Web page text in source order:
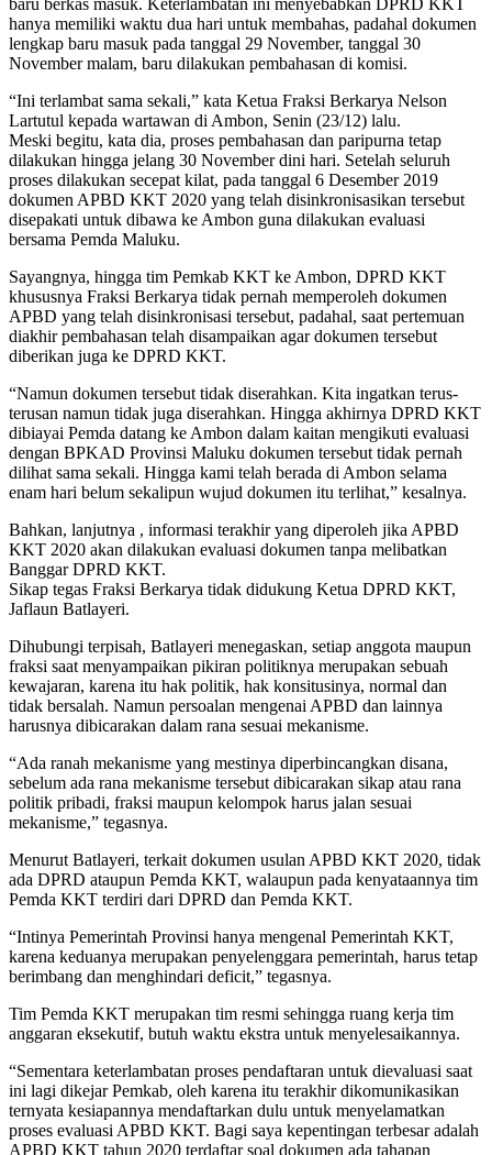
hanya memiliki waktu dua hari untuk membahas, padahal dokumen
lengkap baru masuk pada tanggal 29 November, tanggal 30
November malam, baru dilakukan pembahasan di komisi.
“Ini terlambat sama sekali,” kata Ketua Fraksi Berkarya Nelson
Lartutul kepada wartawan di Ambon, Senin (23/12) lalu.
Meski begitu, kata dia, proses pembahasan dan paripurna tetap
dilakukan hingga jelang 30 November dini hari. Setelah seluruh
proses dilakukan secepat kilat, pada tanggal 6 Desember 2019
dokumen APBD KKT 2020 yang telah disinkronisasikan tersebut
disepakati untuk dibawa ke Ambon guna dilakukan evaluasi
bersama Pemda Maluku.
Sayangnya, hingga tim Pemkab KKT ke Ambon, DPRD KKT
khususnya Fraksi Berkarya tidak pernah memperoleh dokumen
APBD yang telah disinkronisasi tersebut, padahal, saat pertemuan
diakhir pembahasan telah disampaikan agar dokumen tersebut
diberikan juga ke DPRD KKT.
“Namun dokumen tersebut tidak diserahkan. Kita ingatkan terus-
terusan namun tidak juga diserahkan. Hingga akhirnya DPRD KKT
dibiayai Pemda datang ke Ambon dalam kaitan mengikuti evaluasi
dengan BPKAD Provinsi Maluku dokumen tersebut tidak pernah
dilihat sama sekali. Hingga kami telah berada di Ambon selama
enam hari belum sekalipun wujud dokumen itu terlihat,” kesalnya.
Bahkan, lanjutnya , informasi terakhir yang diperoleh jika APBD
KKT 2020 akan dilakukan evaluasi dokumen tanpa melibatkan
Banggar DPRD KKT.
Sikap tegas Fraksi Berkarya tidak didukung Ketua DPRD KKT,
Jaflaun Batlayeri.
Dihubungi terpisah, Batlayeri menegaskan, setiap anggota maupun
fraksi saat menyampaikan pikiran politiknya merupakan sebuah
kewajaran, karena itu hak politik, hak konsitusinya, normal dan
tidak bersalah. Namun persoalan mengenai APBD dan lainnya
harusnya dibicarakan dalam rana sesuai mekanisme.
“Ada ranah mekanisme yang mestinya diperbincangkan disana,
sebelum ada rana mekanisme tersebut dibicarakan sikap atau rana
politik pribadi, fraksi maupun kelompok harus jalan sesuai
mekanisme,” tegasnya.
Menurut Batlayeri, terkait dokumen usulan APBD KKT 2020, tidak
ada DPRD ataupun Pemda KKT, walaupun pada kenyataannya tim
Pemda KKT terdiri dari DPRD dan Pemda KKT.
“Intinya Pemerintah Provinsi hanya mengenal Pemerintah KKT,
karena keduanya merupakan penyelenggara pemerintah, harus tetap
berimbang dan menghindari deficit,” tegasnya.
Tim Pemda KKT merupakan tim resmi sehingga ruang kerja tim
anggaran eksekutif, butuh waktu ekstra untuk menyelesaikannya.
“Sementara keterlambatan proses pendaftaran untuk dievaluasi saat
ini lagi dikejar Pemkab, oleh karena itu terakhir dikomunikasikan
ternyata kesiapannya mendaftarkan dulu untuk menyelamatkan
proses evaluasi APBD KKT. Bagi saya kepentingan terbesar adalah
APBD KKT tahun 2020 terdaftar soal dokumen ada tahapan